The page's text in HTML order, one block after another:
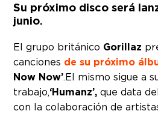
Su próximo disco será
junio.
El grupo británico Gorillaz
canciones de su próximo
Now Now’. El mismo sigue a
trabajo,‘Humanz’,que data
con la colaboración de